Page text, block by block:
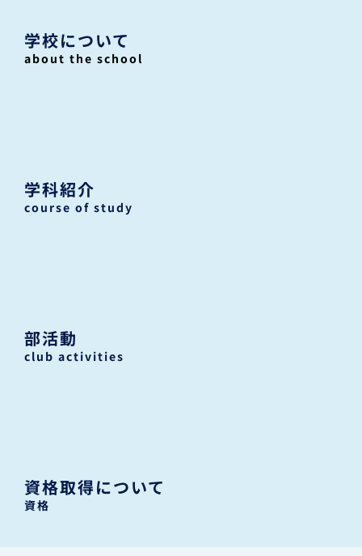
学校について
about the school
学科紹介
course of study
部活動
club activities
資格取得について
資格